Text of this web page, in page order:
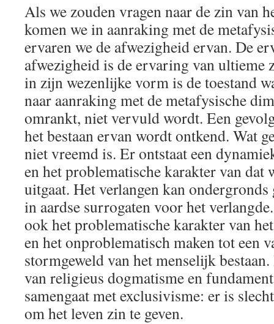
Als we zouden vragen naar de zin van
komen we in aanraking met de
ervaren we de afwezigheid ervan. De
afwezigheid is de ervaring van
in zijn wezenlijke vorm is de toestand
naar aanraking met de metafysische
omrankt, niet vervuld wordt. Een
het bestaan ervan wordt ontkend. Wat
niet vreemd is. Er ontstaat een
en het problematische karakter van dat
uitgaat. Het verlangen kan ondergronds
in aardse surrogaten voor het
ook het problematische karakter van
en het onproblematisch maken tot een
stormgeweld van het menselijk
van religieus dogmatisme en
samengaat met exclusivisme: er is
om het leven zin te geven.